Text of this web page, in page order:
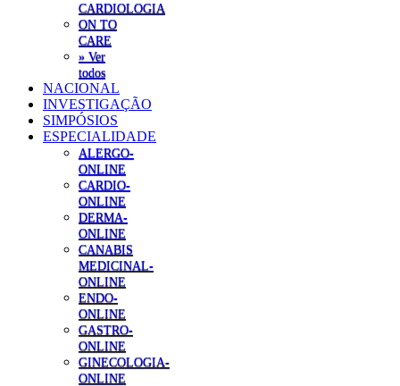
CARDIOLOGIA
ON TO
CARE
» Ver
todos
NACIONAL
INVESTIGAÇÃO
SIMPÓSIOS
ESPECIALIDADE
ALERGO-
ONLINE
CARDIO-
ONLINE
DERMA-
ONLINE
CANABIS
MEDICINAL-
ONLINE
ENDO-
ONLINE
GASTRO-
ONLINE
GINECOLOGIA-
ONLINE